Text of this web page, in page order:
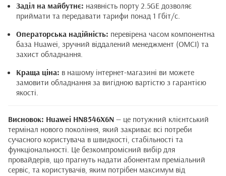
Заділ на майбутнє: наявність порту 2.5GE дозволяє
приймати та передавати тарифи понад 1 Гбіт/с.
Операторська надійність: перевірена часом компонентна
база Huawei, зручний віддалений менеджмент (OMCI) та
захист обладнання.
Краща ціна: в нашому інтернет-магазині ви можете
замовити обладнання за вигідною вартістю з гарантією
якості.
Висновок: Huawei HN8546X6N — це потужний клієнтський
термінал нового покоління, який закриває всі потреби
сучасного користувача в швидкості, стабільності та
функціональності. Це безкомпромісний вибір для
провайдерів, що прагнуть надати абонентам преміальний
сервіс, та користувачів, яким потрібен максимум від